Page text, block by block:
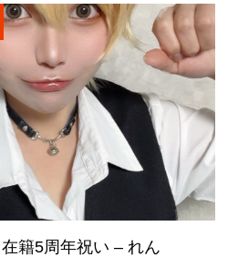
在籍5周年祝い – れん